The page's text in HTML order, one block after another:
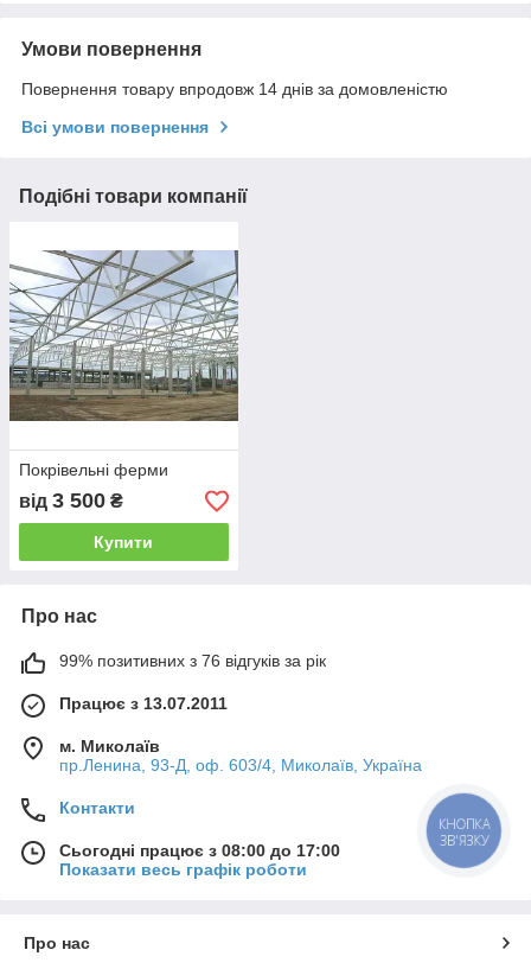
Умови повернення
Повернення товару впродовж 14 днів за домовленістю
Всі умови повернення
Подібні товари компанії
Покрівельні ферми
від 3 500 ₴
Купити
Про нас
99% позитивних з 76 відгуків за рік
Працює з 13.07.2011
м. Миколаїв
пр.Ленина, 93-Д, оф. 603/4, Миколаїв, Україна
Контакти
Сьогодні працює з 08:00 до 17:00
Показати весь графік роботи
Про нас
КНОПКА
ЗВ'ЯЗКУ